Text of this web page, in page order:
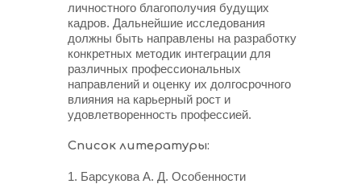
личностного благополучия будущих
кадров. Дальнейшие исследования
должны быть направлены на разработку
конкретных методик интеграции для
различных профессиональных
направлений и оценку их долгосрочного
влияния на карьерный рост и
удовлетворенность профессией.
Список литературы:
1. Барсукова А. Д. Особенности